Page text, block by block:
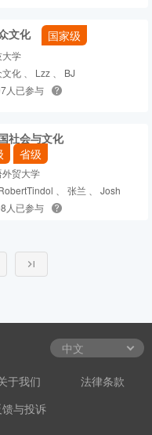
文化 国家级
学
文化 、 Lzz 、 BJ
人已参与
社会与文化
省级
贸大学
、 张兰 、 Josh
人已参与
于我们
法律条款
馈与投诉